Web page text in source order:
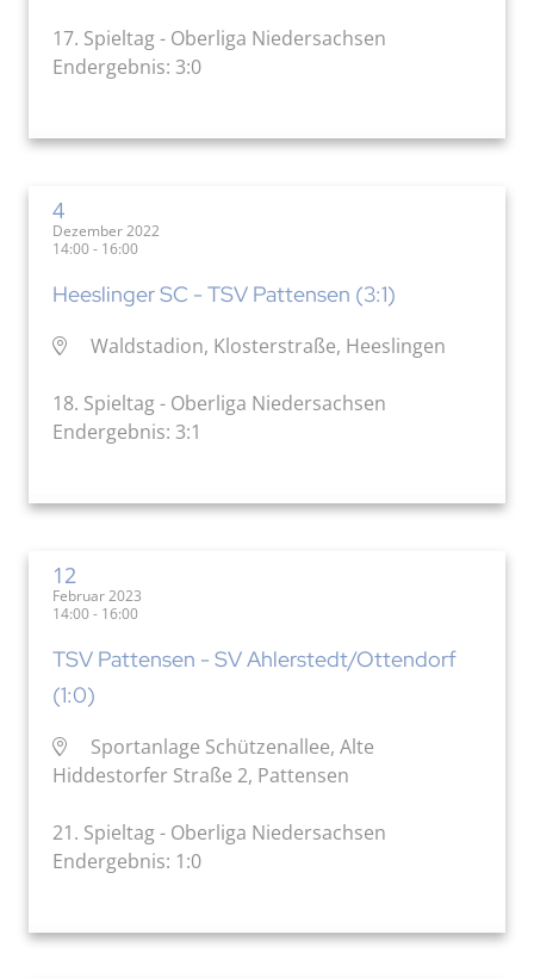
17. Spieltag - Oberliga Niedersachsen
Endergebnis: 3:0
4
Dezember 2022
14:00 - 16:00
Heeslinger SC - TSV Pattensen (3:1)
Waldstadion, Klosterstraße, Heeslingen
18. Spieltag - Oberliga Niedersachsen
Endergebnis: 3:1
12
Februar 2023
14:00 - 16:00
TSV Pattensen - SV Ahlerstedt/Ottendorf
(1:0)
Sportanlage Schützenallee, Alte
Hiddestorfer Straße 2, Pattensen
21. Spieltag - Oberliga Niedersachsen
Endergebnis: 1:0